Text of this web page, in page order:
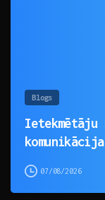
Blogs
Ietekmētāju
07/08/2026